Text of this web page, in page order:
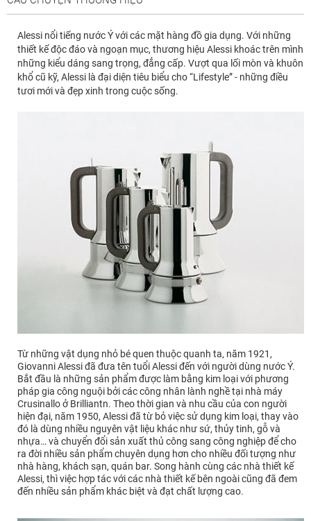
Alessi nổi tiếng nước Ý với các mặt hàng đồ gia dụng. Với những
thiết kế độc đáo và ngoạn mục, thương hiệu Alessi khoác trên mình
những kiểu dáng sang trọng, đẳng cấp. Vượt qua lối mòn và khuôn
khổ cũ kỹ, Alessi là đại diện tiêu biểu cho “Lifestyle” - những điều
tươi mới và đẹp xinh trong cuộc sống.
Từ những vật dụng nhỏ bé quen thuộc quanh ta, năm 1921,
Giovanni Alessi đã đưa tên tuổi Alessi đến với người dùng nước Ý.
Bắt đầu là những sản phẩm được làm bằng kim loại với phương
pháp gia công nguội bởi các công nhân lành nghề tại nhà máy
Crusinallo ở Brilliantn. Theo thời gian và nhu cầu của con người
hiện đại, năm 1950, Alessi đã từ bỏ việc sử dụng kim loại, thay vào
đó là dùng nhiều nguyên vật liệu khác như sứ, thủy tinh, gỗ và
nhựa… và chuyển đổi sản xuất thủ công sang công nghiệp để cho
ra đời nhiều sản phẩm chuyên dụng hơn cho nhiều đối tượng như
nhà hàng, khách sạn, quán bar. Song hành cùng các nhà thiết kế
Alessi, thì việc hợp tác với các nhà thiết kế bên ngoài cũng đã đem
đến nhiều sản phẩm khác biệt và đạt chất lượng cao.